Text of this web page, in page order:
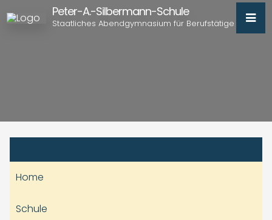
Peter-A.-Silbermann-Schule
Staatliches Abendgymnasium für Berufstätige
Home
Schule